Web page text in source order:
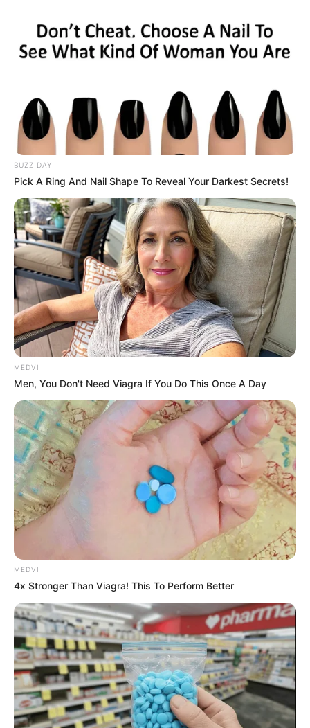
BUZZ DAY
Pick A Ring And Nail Shape To Reveal Your Darkest Secrets!
MEDVI
Men, You Don't Need Viagra If You Do This Once A Day
MEDVI
4x Stronger Than Viagra! This To Perform Better